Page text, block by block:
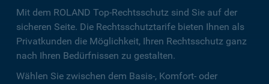
Mit dem ROLAND Top-Rechtsschutz sind Sie auf der
sicheren Seite. Die Rechtsschutztarife bieten Ihnen als
Privatkunden die Möglichkeit, Ihren Rechtsschutz ganz
nach Ihren Bedürfnissen zu gestalten.
Wählen Sie zwischen dem Basis-, Komfort- oder